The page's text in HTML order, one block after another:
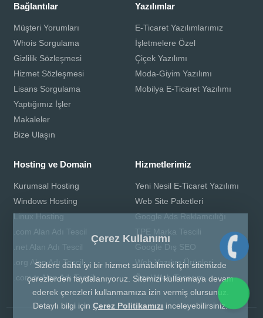
Bağlantılar
Müşteri Yorumları
Whois Sorgulama
Gizlilik Sözleşmesi
Hizmet Sözleşmesi
Lisans Sorgulama
Yaptığımız İşler
Makaleler
Bize Ulaşın
Yazılımlar
E-Ticaret Yazılımlarımız
İşletmelere Özel
Çiçek Yazılımı
Moda-Giyim Yazılımı
Mobilya E-Ticaret Yazılımı
Hosting ve Domain
Kurumsal Hosting
Windows Hosting
Linux Hosting
.com Alan Adı Tescil
.net Alan Adı Tescil
.org Alan Adı Tescil
.com.tr Alan Adı Tescil
Hizmetlerimiz
Yeni Nesil E-Ticaret Yazılımı
Web Site Paketleri
Google Ads Reklamcılığı
TPE Marka Tescili
Google Dış SEO
Web Yazılım Ürünleri
Özel Web Tasarım
Çerez Kullanımı
Sizlere daha iyi bir hizmet sunabilmek için sitemizde
çerezlerden faydalanıyoruz. Sitemizi kullanmaya devam
ederek çerezleri kullanmamıza izin vermiş olursunuz.
Detaylı bilgi içinÇerez Politikamızı inceleyebilirsiniz.